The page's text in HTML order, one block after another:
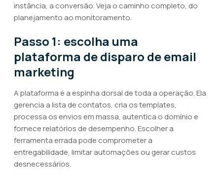
instância, a conversão. Veja o caminho completo, do
planejamento ao monitoramento.
Passo 1: escolha uma
plataforma de disparo de email
marketing
A plataforma é a espinha dorsal de toda a operação. Ela
gerencia a lista de contatos, cria os templates,
processa os envios em massa, autentica o domínio e
fornece relatórios de desempenho. Escolher a
ferramenta errada pode comprometer a
entregabilidade, limitar automações ou gerar custos
desnecessários.